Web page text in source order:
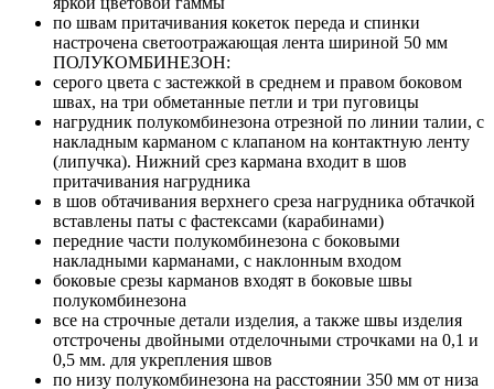
по швам притачивания кокеток переда и спинки
настрочена светоотражающая лента шириной 50 мм
ПОЛУКОМБИНЕЗОН:
серого цвета с застежкой в среднем и правом боковом
швах, на три обметанные петли и три пуговицы
нагрудник полукомбинезона отрезной по линии талии, с
накладным карманом с клапаном на контактную ленту
(липучка). Нижний срез кармана входит в шов
притачивания нагрудника
в шов обтачивания верхнего среза нагрудника обтачкой
вставлены паты с фастексами (карабинами)
передние части полукомбинезона с боковыми
накладными карманами, с наклонным входом
боковые срезы карманов входят в боковые швы
полукомбинезона
все на строчные детали изделия, а также швы изделия
отстрочены двойными отделочными строчками на 0,1 и
0,5 мм. для укрепления швов
по низу полукомбинезона на расстоянии 350 мм от низа